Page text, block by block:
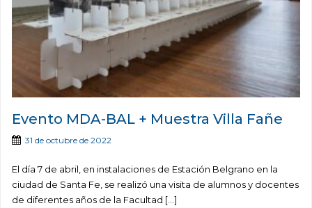
Evento MDA-BAL + Muestra Villa Fañe
31 de octubre de 2022
El día 7 de abril, en instalaciones de Estación Belgrano en la
ciudad de Santa Fe, se realizó una visita de alumnos y docentes
de diferentes años de la Facultad […]